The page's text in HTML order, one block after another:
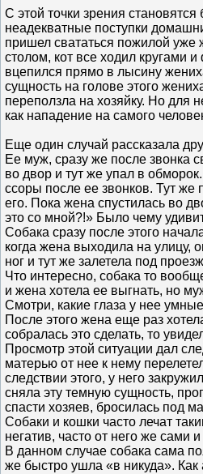
С этой точки зрения
неадекватные поступки
пришел свататься пожилой уже
столом, кот все ходил кругами
вцепился прямо в лысину
сущность на голове этого
переползла на хозяйку. Но для
как нападение на самого
Еще один случай рассказала
Ее муж, сразу же после звонка
во двор и тут же упал в
ссоры после ее звонков. Тут же
его. Пока жена спустилась во
это со мной?!» Было чему
Собака сразу после этого
когда жена выходила на улицу,
ног и тут же залетела под
Что интересно, собака то
и жена хотела ее выгнать, но
Смотри, какие глаза у нее
После этого жена еще раз
собралась это сделать, то
Просмотр этой ситуации дал
матерью от нее к нему
следствии этого, у него
сняла эту темную сущность,
спасти хозяев, бросилась под
Собаки и кошки часто лечат
негатив, часто от него же сами
В данном случае собака сама
же быстро ушла «в никуда». Как